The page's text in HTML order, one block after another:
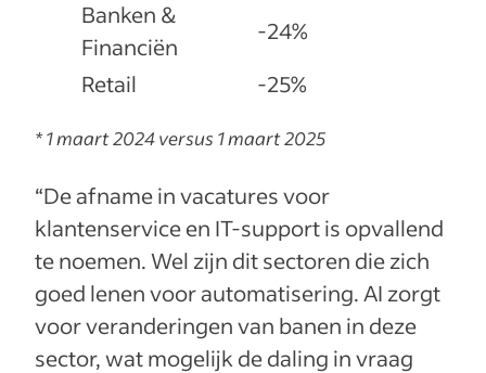
Banken &
Financiën
-24%
Retail
-25%
* 1 maart 2024 versus 1 maart 2025
“De afname in vacatures voor
klantenservice en IT-support is opvallend
te noemen. Wel zijn dit sectoren die zich
goed lenen voor automatisering. AI zorgt
voor veranderingen van banen in deze
sector, wat mogelijk de daling in vraag